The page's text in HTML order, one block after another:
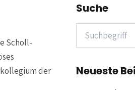
Scholl-
der
Suche
Suchen nach
Neueste